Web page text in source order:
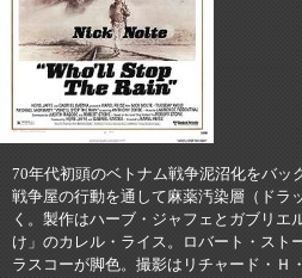
70年代初頭のベトナム戦争泥沼化をバッ
戦争屋の行動を通して麻薬汚染層（ドラ
く。製作はハーブ・ジャフェとガブリエ
け」のカレル・ライス。ロバート・スト
ラスコーが脚色。撮影はリチャード・Ｈ